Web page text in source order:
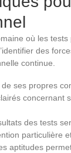
où les tests
des
continue.
ses propres
concernant
des tests
particulière
aptitudes